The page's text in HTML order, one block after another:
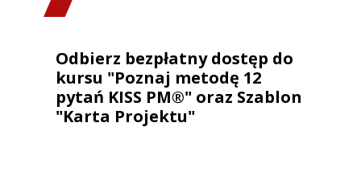
Odbierz bezpłatny dostęp do
kursu "Poznaj metodę 12
pytań KISS PM®" oraz Szablon
"Karta Projektu"